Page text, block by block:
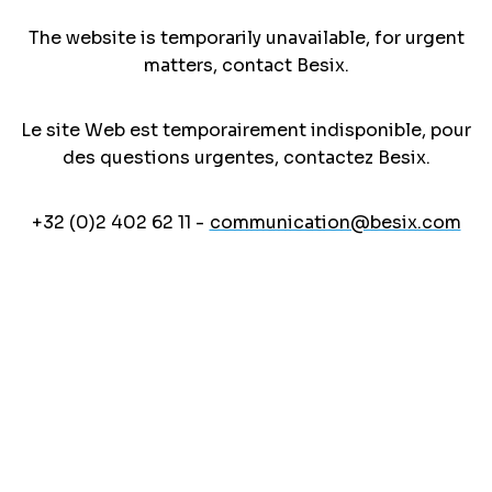
The website is temporarily unavailable, for urgent
matters, contact Besix.
Le site Web est temporairement indisponible, pour
des questions urgentes, contactez Besix.
+32 (0)2 402 62 11 - communication@besix.com